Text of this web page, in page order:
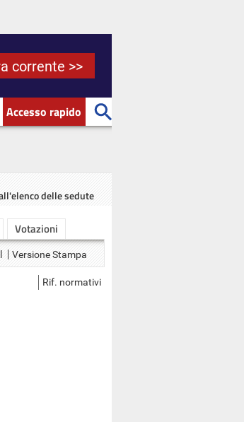
corrente >>
Accesso rapido
delle sedute
Votazioni
Versione Stampa
Rif. normativi